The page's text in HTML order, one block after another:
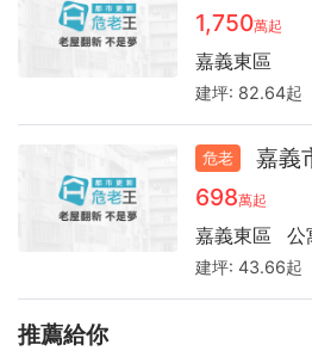
1,750萬起
嘉義東區
建坪: 82.64起
危老
嘉義
698萬起
嘉義東區 公
建坪:43.66起
推薦給你